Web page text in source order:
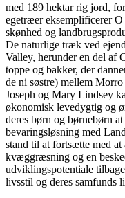
med 189 hektar rig jord,
egetræer eksemplificerer
skønhed og
De naturlige træk ved
Valley, herunder en del af
toppe og bakker, der
de ni søstre) mellem
Joseph og Mary Lindsey
økonomisk levedygtig og
deres børn og børnebørn
bevaringsløsning med
stand til at fortsætte med
kvæggræsning og en
udviklingspotentiale
livsstil og deres samfunds